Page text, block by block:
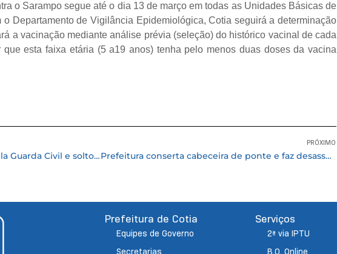
o Sarampo segue até o dia 13 de março em todas as Unidades Básicas de
o Departamento de Vigilância Epidemiológica, Cotia seguirá a determinação
a vacinação mediante análise prévia (seleção) do histórico vacinal de cada
que esta faixa etária (5 a19 anos) tenha pelo menos duas doses da vacina
Bicho-preguiça é resgatado pela Guarda Civil e solto na mata
PRÓXIMO
Prefeitura conserta cabeceira de ponte e faz desassoreamento no bairro da Campininha
Prefeitura de Cotia
Equipes de Governo
Secretarias
Serviços
2ª via IPTU
B.O. Online